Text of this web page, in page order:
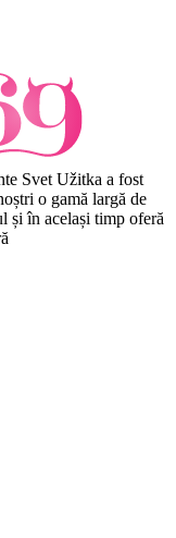
Svet Užitka a fost
o gamă largă de
și în același timp oferă